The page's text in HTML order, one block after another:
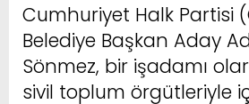
Cumhuriyet Halk Partisi
Belediye Başkan Aday
Sönmez, bir işadamı
sivil toplum örgütleriyle